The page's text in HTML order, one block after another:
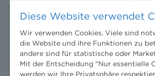
Diese Website verwendet
Wir verwenden Cookies. Viele sind
die Website und ihre Funktionen zu
andere sind für statistische oder
Mit der Entscheidung "Nur essentielle
werden wir Ihre Privatsphäre